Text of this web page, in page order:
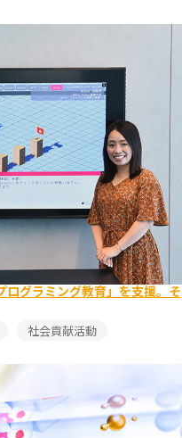
ログラミング教育」を支援。そ
社会貢献活動